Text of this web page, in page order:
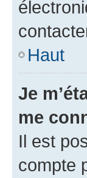
Haut
Je
me
Il est
compte